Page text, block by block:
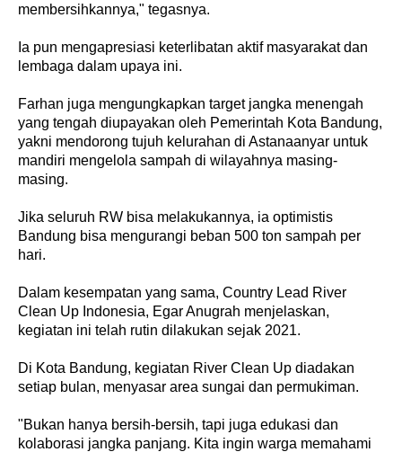
membersihkannya," tegasnya.
Ia pun mengapresiasi keterlibatan aktif masyarakat dan
lembaga dalam upaya ini.
Farhan juga mengungkapkan target jangka menengah
yang tengah diupayakan oleh Pemerintah Kota Bandung,
yakni mendorong tujuh kelurahan di Astanaanyar untuk
mandiri mengelola sampah di wilayahnya masing-
masing.
Jika seluruh RW bisa melakukannya, ia optimistis
Bandung bisa mengurangi beban 500 ton sampah per
hari.
Dalam kesempatan yang sama, Country Lead River
Clean Up Indonesia, Egar Anugrah menjelaskan,
kegiatan ini telah rutin dilakukan sejak 2021.
Di Kota Bandung, kegiatan River Clean Up diadakan
setiap bulan, menyasar area sungai dan permukiman.
"Bukan hanya bersih-bersih, tapi juga edukasi dan
kolaborasi jangka panjang. Kita ingin warga memahami